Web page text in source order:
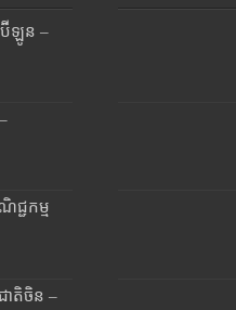
ប៊ីឡូន –
ជ្ជកម្ម
ាតិចិន –